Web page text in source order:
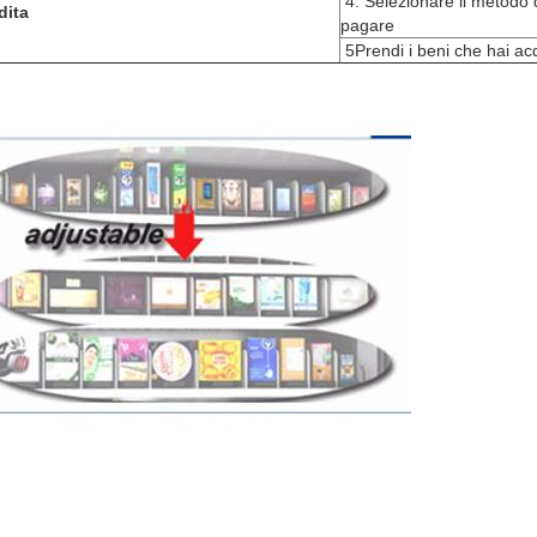
pagare
5Prendi i beni che hai